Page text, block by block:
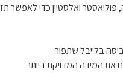
פוליאסטר ואלסטייןכדי לאפשר
בלייבל שתפור
את המידה המדויקת ביותר